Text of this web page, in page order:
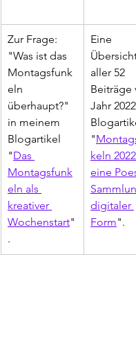
Zur Frage:
"Was ist das
Montagsfunk
eln
überhaupt?"
in meinem
Blogartikel
"Das
Montagsfunk
eln als
kreativer
Wochenstart"
.
Eine
aller 52
Beiträge
Jahr
"
keln
eine
digitaler
Form".